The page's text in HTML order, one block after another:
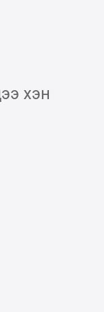
хэн